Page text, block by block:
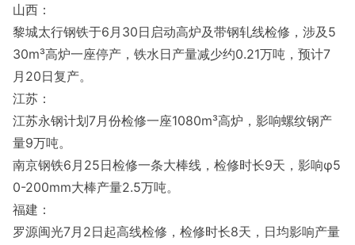
山西：
黎城太行钢铁于6月30日启动高炉及带钢轧线检修，涉及5
30m³高炉一座停产，铁水日产量减少约0.21万吨，预计7
月20日复产。
江苏：
江苏永钢计划7月份检修一座1080m³高炉，影响螺纹钢产
量9万吨。
南京钢铁6月25日检修一条大棒线，检修时长9天，影响φ5
0-200mm大棒产量2.5万吨。
福建：
罗源闽光7月2日起高线检修，检修时长8天，日均影响产量